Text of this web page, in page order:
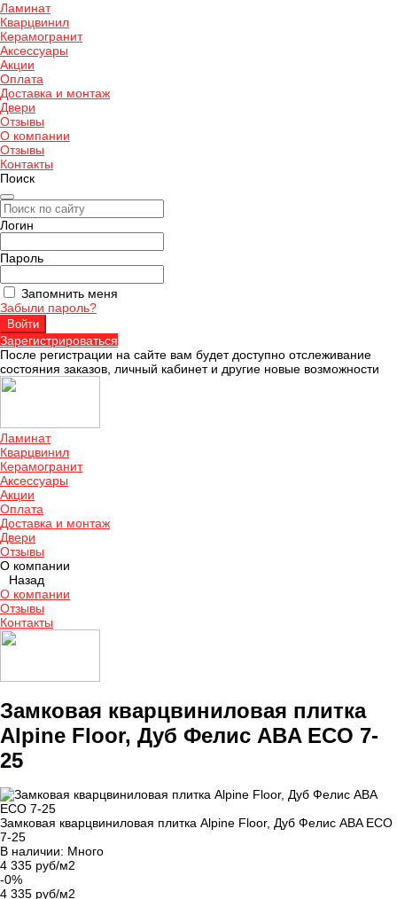
Ламинат
Кварцвинил
Керамогранит
Аксессуары
Акции
Оплата
Доставка и монтаж
Двери
Отзывы
О компании
Отзывы
Контакты
Поиск
Логин
Пароль
Запомнить меня
Забыли пароль?
Зарегистрироваться
После регистрации на сайте вам будет доступно отслеживание
состояния заказов, личный кабинет и другие новые возможности
Ламинат
Кварцвинил
Керамогранит
Аксессуары
Акции
Оплата
Доставка и монтаж
Двери
Отзывы
О компании
Назад
О компании
Отзывы
Контакты
Замковая кварцвиниловая плитка
Alpine Floor, Дуб Фелис ABA ECO 7-
25
Замковая кварцвиниловая плитка Alpine Floor, Дуб Фелис ABA ECO
7-25
В наличии: Много
4 335 руб/м2
-0%
4 335 руб/м2